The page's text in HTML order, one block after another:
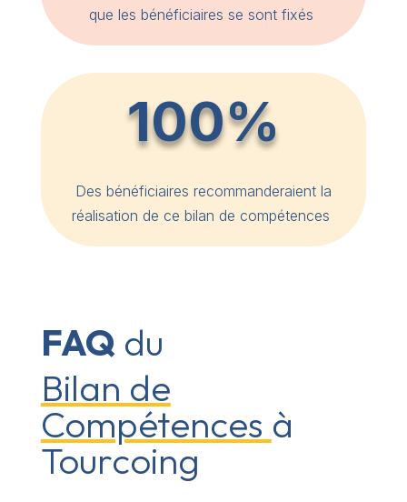
que les bénéficiaires se sont fixés
100%
Des bénéficiaires recommanderaient la
réalisation de ce bilan de compétences
FAQdu
Bilan de
Compétences à
Tourcoing